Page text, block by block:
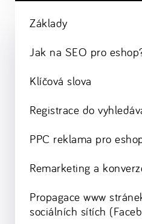
Základy
Jak na SEO pro
Klíčová slova
Registrace do
PPC reklama pro
Remarketing a
Propagace www
sociálních sítích